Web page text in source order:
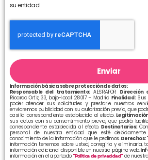
su entidad.
Enviar
Información básica sobre protección de datos:
Responsable del tratamiento:AESRAFOR Dirección
Ricardo Ortiz, 33, bajo-local 28017 – Madrid Finalidad:Sus
poder atender sus solicitudes y prestarle nuestros
enviaremos publicidad con su autorización previa, que
casilla correspondiente establecida al efecto.
sus datos con su consentimiento previo, que podrá
correspondiente establecida al efecto.Destinatarios:
personal de nuestra entidad que esté
conocimiento de la información que le pedimos.Derechos:
información tenemos sobre usted, corregirla y eliminarla,
información adicional disponible en nuestra página web.
información en el apartado“Política de privacidad”de